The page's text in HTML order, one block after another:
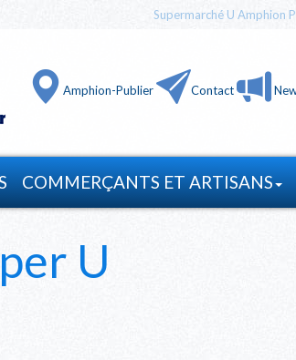
Supermarché U Amphion
Amphion-Publier Contact
COMMERÇANTS ET ARTISANS
U